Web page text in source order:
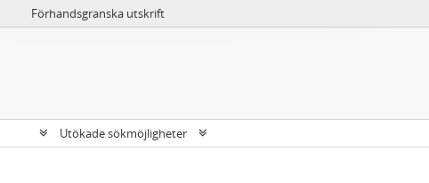
Förhandsgranska utskrift
Utökade sökmöjligheter